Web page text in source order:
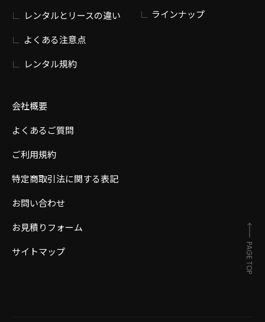
レンタルとリースの違い
よくある注意点
レンタル規約
会社概要
よくあるご質問
ご利用規約
特定商取引法に関する表記
お問い合わせ
お見積りフォーム
サイトマップ
ラインナップ
PAGE TOP